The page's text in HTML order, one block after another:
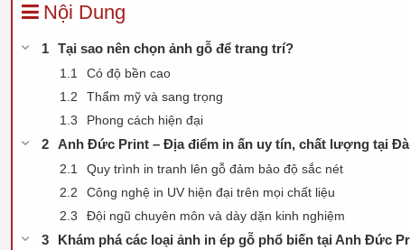
Nội Dung
Tại sao nên chọn ảnh gỗ để trang trí?
Có độ bền cao
Thẩm mỹ và sang trọng
Phong cách hiện đại
Anh Đức Print – Địa điểm in ấn uy tín, chất lượng tại
Quy trình in tranh lên gỗ đảm bảo độ sắc nét
Công nghệ in UV hiện đại trên mọi chất liệu
Đội ngũ chuyên môn và dày dặn kinh nghiệm
Khám phá các loại ảnh in ép gỗ phổ biến tại Anh Đức